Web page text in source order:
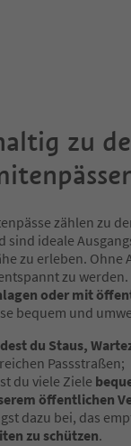
zu
zählen zu
sind ideale
zu erleben.
zu werden.
oder mit
bequem und
du Staus,
Passstraßen;
du viele Ziele
öffentlichen
dazu bei, das
zu schützen.